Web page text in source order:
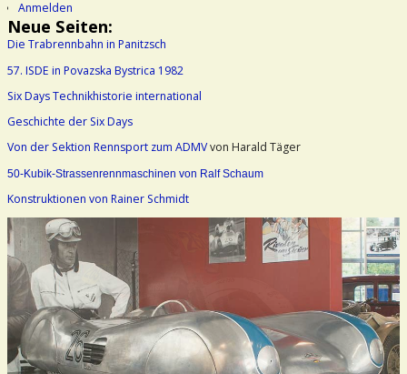
Anmelden
Neue Seiten:
Die Trabrennbahn in Panitzsch
57. ISDE in Povazska Bystrica 1982
Six Days Technikhistorie international
Geschichte der Six Days
Von der Sektion Rennsport zum ADMVvon Harald Täger
50-Kubik-Strassenrennmaschinen von Ralf Schaum
Konstruktionen von Rainer Schmidt